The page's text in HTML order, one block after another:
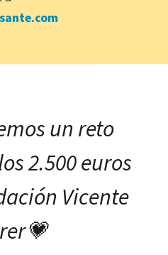
un reto
2.500 euros
Vicente